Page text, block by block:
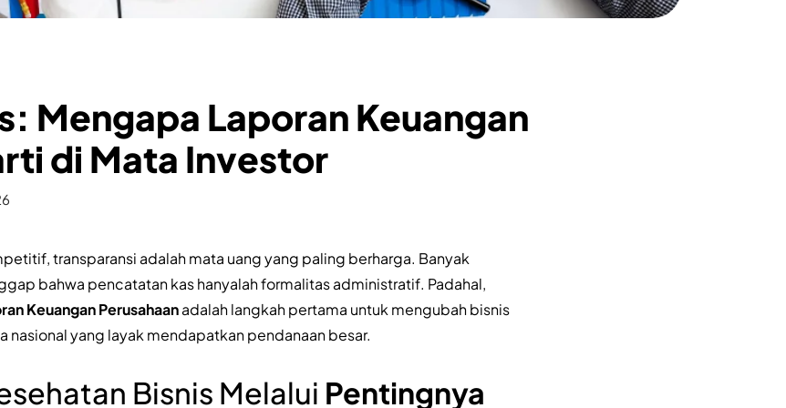
Mengapa Laporan Keuangan
di Mata Investor
transparansi adalah mata uang yang paling berharga. Banyak
bahwa pencatatan kas hanyalah formalitas administratif. Padahal,
Keuangan Perusahaanadalah langkah pertama untuk mengubah bisnis
nasional yang layak mendapatkan pendanaan besar.
Bisnis Melalui Pentingnya